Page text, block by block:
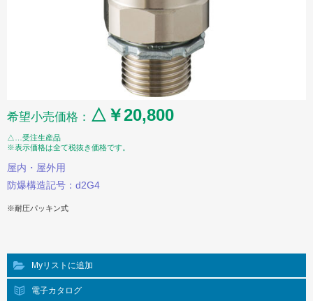
希望小売価格： △￥20,800
△…受注生産品
※表示価格は全て税抜き価格です。
屋内・屋外用
防爆構造記号：d2G4
※耐圧パッキン式
Myリストに追加
電子カタログ